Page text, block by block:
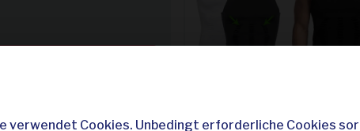
verwendet Cookies. Unbedingt erforderliche Cookies